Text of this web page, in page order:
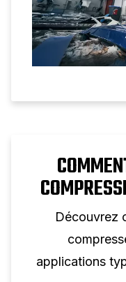
Découvrez
applications